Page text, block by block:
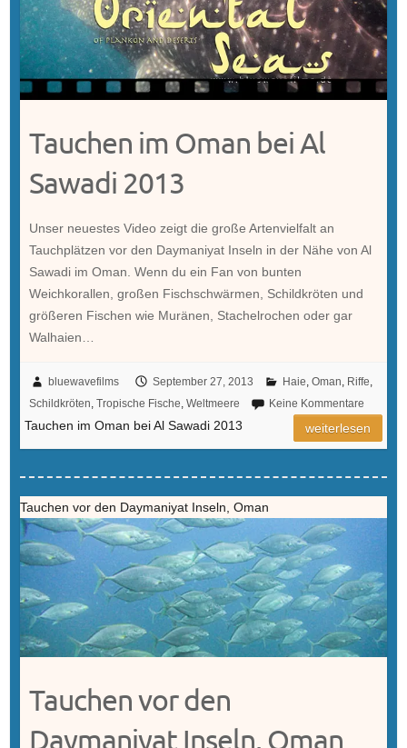
Tauchen im Oman bei Al
Sawadi 2013
Unser neuestes Video zeigt die große Artenvielfalt an
Tauchplätzen vor den Daymaniyat Inseln in der Nähe von Al
Sawadi im Oman. Wenn du ein Fan von bunten
Weichkorallen, großen Fischschwärmen, Schildkröten und
größeren Fischen wie Muränen, Stachelrochen oder gar
Walhaien…
bluewavefilms September 27, 2013 Haie, Oman, Riffe,
Schildkröten, Tropische Fische, Weltmeere Keine Kommentare
Tauchen im Oman bei Al Sawadi 2013 weiterlesen
Tauchen vor den Daymaniyat Inseln, Oman
Tauchen vor den
Daymaniyat Inseln, Oman